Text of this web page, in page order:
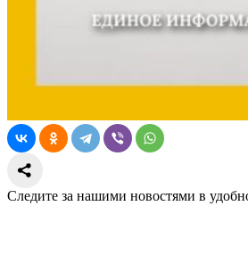
Следите за нашими новостями в